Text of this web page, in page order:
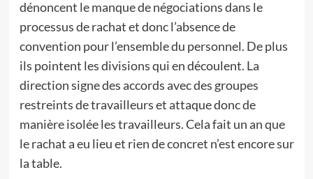
dénoncent le manque de négociations dans le
processus de rachat et donc l’absence de
convention pour l’ensemble du personnel. De plus
ils pointent les divisions qui en découlent. La
direction signe des accords avec des groupes
restreints de travailleurs et attaque donc de
manière isolée les travailleurs. Cela fait un an que
le rachat a eu lieu et rien de concret n’est encore sur
la table.